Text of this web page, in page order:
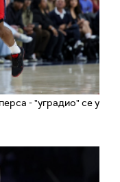
- "уградио" се у